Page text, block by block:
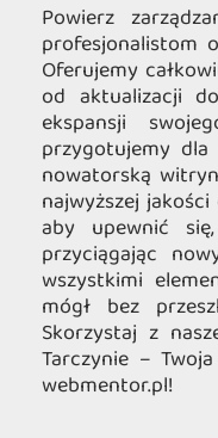
Powierz
profesjonalistom
Oferujemy
od aktualizacji
ekspansji
przygotujemy dla
nowatorską
najwyższej
aby upewnić
przyciągając
wszystkimi
mógł bez
Skorzystaj z
Tarczynie –
webmentor.pl!